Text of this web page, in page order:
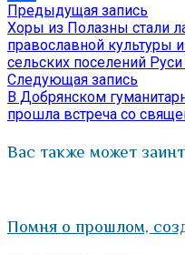
Отправить
Навигация
по
записям
Предыдущая запись
Хоры из Полазны стали
православной культуры
сельских поселений
Следующая запись
запись:
В Добрянском
прошла встреча со
Вас также может
Помня о прошлом,